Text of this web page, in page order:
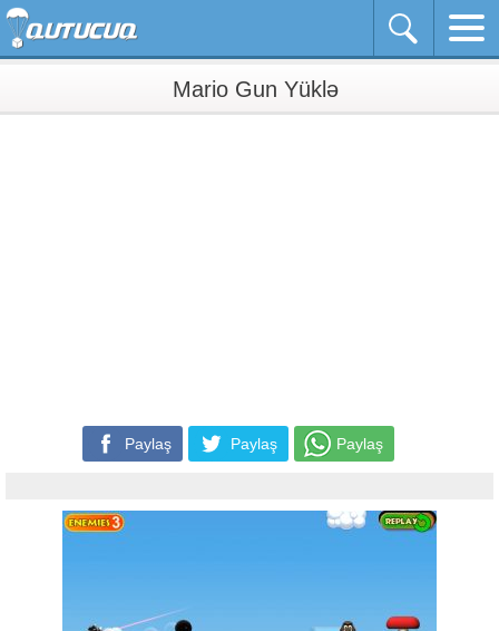
Mario Gun Yüklə
Paylaş Paylaş Paylaş